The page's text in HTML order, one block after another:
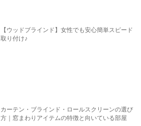
【ウッドブラインド】女性でも安心簡単スピード
取り付け♪
カーテン・ブラインド・ロールスクリーンの選び
方｜窓まわりアイテムの特徴と向いている部屋